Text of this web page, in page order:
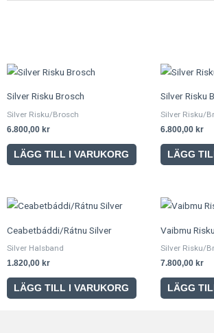
Silver Risku Brosch
Silver Risku/Brosch
6.800,00 kr
LÄGG TILL I VARUKORG
Silver Risku
Silver Risku/
6.800,00 kr
LÄGG
Ceabetbáddi/Rátnu Silver
Silver Halsband
1.820,00 kr
LÄGG TILL I VARUKORG
Vaibmu
Silver Risku/
7.800,00 kr
LÄGG